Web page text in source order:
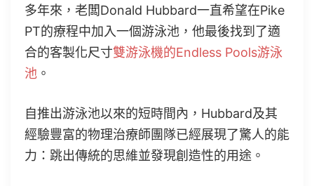
多年來，老闆Donald Hubbard一直希望在Pike
PT的療程中加入一個游泳池，他最後找到了適
合的客製化尺寸雙游泳機的Endless Pools游泳
池 。
自推出游泳池以來的短時間內，Hubbard及其
經驗豐富的物理治療師團隊已經展現了驚人的能
力：跳出傳統的思維並發現創造性的用途。